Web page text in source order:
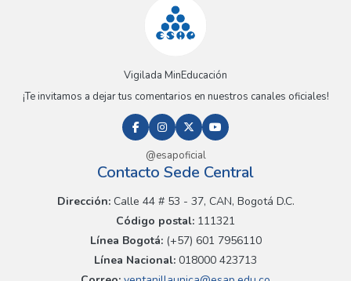
Vigilada MinEducación
¡Te invitamos a dejar tus comentarios en nuestros canales oficiales!
@esapoficial
Contacto Sede Central
Dirección:Calle 44 # 53 - 37, CAN, Bogotá D.C.
Código postal: 111321
Línea Bogotá:(+57) 601 7956110
Línea Nacional: 018000 423713